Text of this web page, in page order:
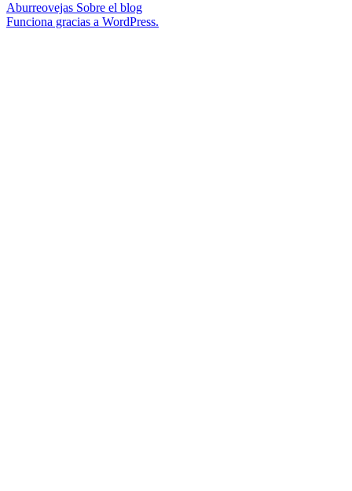
Aburreovejas Sobre el blog
Funciona gracias a WordPress.